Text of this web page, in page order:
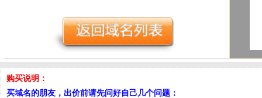
购买说明：
买域名的朋友，出价前请先问好自己几个问题：